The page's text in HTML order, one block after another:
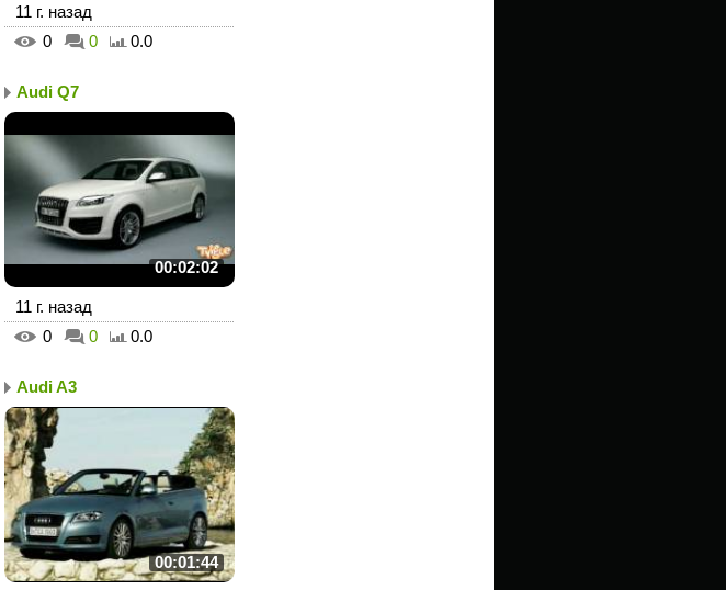
11 г. назад
0
0 0.0
Audi Q7
00:02:02
11 г. назад
0
0 0.0
Audi A3
00:01:44